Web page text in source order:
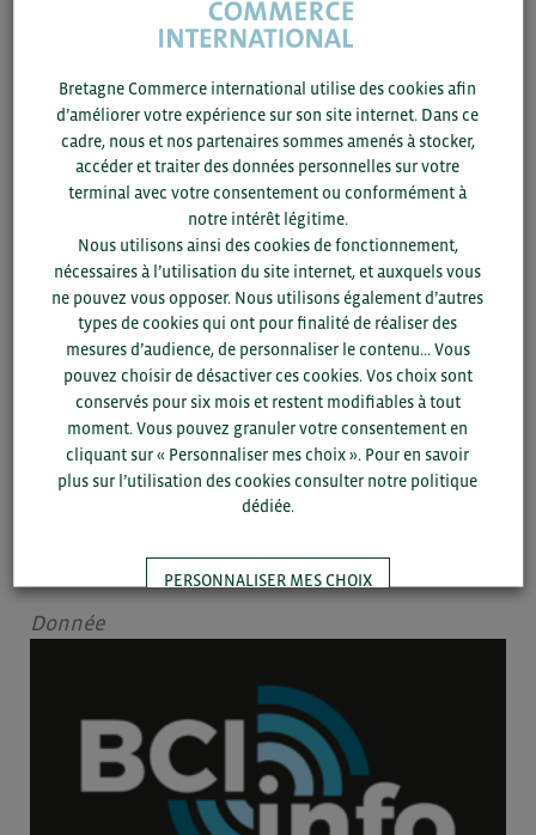
WEBINAIRE
Benelux : développez votre activité agroalimentaire au cœur de
l’Europe
Donnée
denrées alimentaires
Donnée
Bretagne Commerce international utilise des cookies afin
d’améliorer votre expérience sur son site internet. Dans ce
cadre, nous et nos partenaires sommes amenés à stocker,
accéder et traiter des données personnelles sur votre
terminal avec votre consentement ou conformément à
notre intérêt légitime.
Nous utilisons ainsi des cookies de fonctionnement,
nécessaires à l’utilisation du site internet, et auxquels vous
ne pouvez vous opposer. Nous utilisons également d’autres
types de cookies qui ont pour finalité de réaliser des
mesures d’audience, de personnaliser le contenu... Vous
pouvez choisir de désactiver ces cookies. Vos choix sont
conservés pour six mois et restent modifiables à tout
moment. Vous pouvez granuler votre consentement en
cliquant sur « Personnaliser mes choix ». Pour en savoir
plus sur l’utilisation des cookies consulter notre politique
dédiée.
PERSONNALISER MES CHOIX